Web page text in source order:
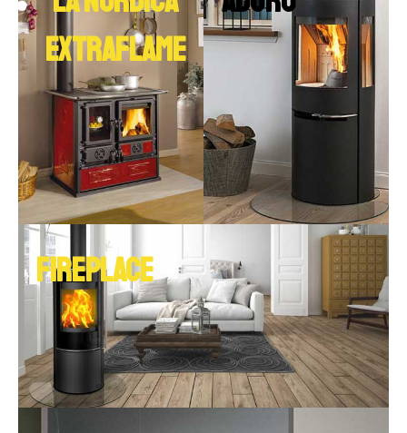
EXTRAFLAME
FIREPLACE